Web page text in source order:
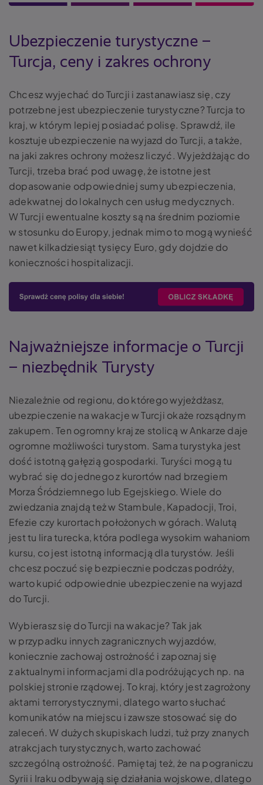
Ubezpieczenie turystyczne –
Turcja, ceny i zakres ochrony
Chcesz wyjechać do Turcji i zastanawiasz się, czy
potrzebne jest ubezpieczenie turystyczne? Turcja to
kraj, w którym lepiej posiadać polisę. Sprawdź, ile
kosztuje ubezpieczenie na wyjazd do Turcji, a także,
na jaki zakres ochrony możesz liczyć. Wyjeżdżając do
Turcji, trzeba brać pod uwagę, że istotne jest
dopasowanie odpowiedniej sumy ubezpieczenia,
adekwatnej do lokalnych cen usług medycznych.
W Turcji ewentualne koszty są na średnim poziomie
w stosunku do Europy, jednak mimo to mogą wynieść
nawet kilkadziesiąt tysięcy Euro, gdy dojdzie do
konieczności hospitalizacji.
Najważniejsze informacje o Turcji
– niezbędnik Turysty
Niezależnie od regionu, do którego wyjeżdżasz,
ubezpieczenie na wakacje w Turcji okaże rozsądnym
zakupem. Ten ogromny kraj ze stolicą w Ankarze daje
ogromne możliwości turystom. Sama turystyka jest
dość istotną gałęzią gospodarki. Turyści mogą tu
wybrać się do jednego z kurortów nad brzegiem
Morza Śródziemnego lub Egejskiego. Wiele do
zwiedzania znajdą też w Stambule, Kapadocji, Troi,
Efezie czy kurortach położonych w górach. Walutą
jest tu lira turecka, która podlega wysokim wahaniom
kursu, co jest istotną informacją dla turystów. Jeśli
chcesz poczuć się bezpiecznie podczas podróży,
warto kupić odpowiednie ubezpieczenie na wyjazd
do Turcji.
Wybierasz się do Turcji na wakacje? Tak jak
w przypadku innych zagranicznych wyjazdów,
koniecznie zachowaj ostrożność i zapoznaj się
z aktualnymi informacjami dla podróżujących np. na
polskiej stronie rządowej. To kraj, który jest zagrożony
aktami terrorystycznymi, dlatego warto słuchać
komunikatów na miejscu i zawsze stosować się do
zaleceń. W dużych skupiskach ludzi, tuż przy znanych
atrakcjach turystycznych, warto zachować
szczególną ostrożność. Pamiętaj też, że na pograniczu
Syrii i Iraku odbywają się działania wojskowe, dlatego